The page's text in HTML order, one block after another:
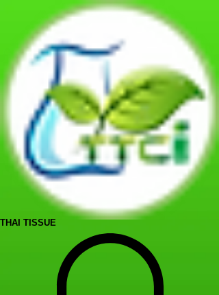
THAI TISSUE